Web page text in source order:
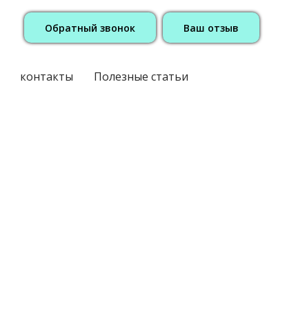
Обратный звонок Ваш отзыв
контакты Полезные статьи